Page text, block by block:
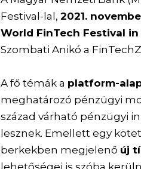
Festival-lal,2021.
World FinTech Festival
Szombati Anikó a
A fő témák a platform-
meghatározó pénzügyi
század várható pénzügyi
lesznek. Emellett egy
berkekben megjelenő új
lehetőségei is szóba